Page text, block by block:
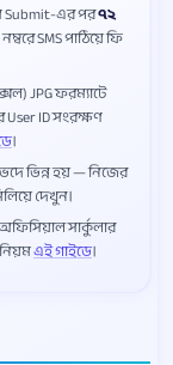
Submit-এর পর৭২
SMS পাঠিয়ে ফি
JPG ফরম্যাটে
User ID সংরক্ষণ
।
ভিন্ন হয় — নিজের
দেখুন।
সার্কুলার
এই গাইডে।